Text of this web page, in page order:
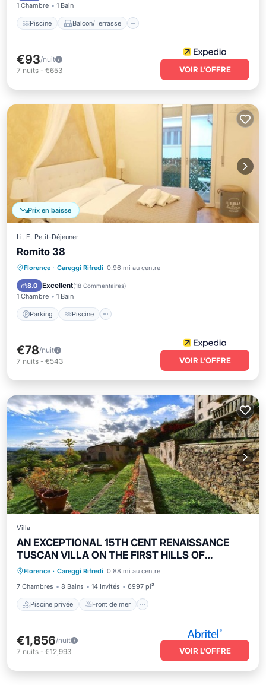
1 Chambre 1 Bain
Piscine Balcon/Terrasse
€93/nuit
7 nuits - €653 VOIR L’OFFRE
Prix en baisse
Lit Et Petit-Déjeuner
Romito 38
Florence · Careggi Rifredi 0.96 mi au centre
8.0 Excellent(18 Commentaires)
1 Chambre 1 Bain
Parking Piscine
Parking Piscine
Cuisine
Internet
€78/nuit
7 nuits - €543 VOIR L’OFFRE
Villa
AN EXCEPTIONAL 15TH CENT RENAISSANCE
TUSCAN VILLA ON THE FIRST HILLS OF
FLORENCE
Florence · Careggi Rifredi 0.88 mi au centre
7 Chambres
8 Bains 14 Invités 6997 pi²
Piscine privée Front de mer
Piscine privée Front de mer
Piscine
Vue sur l’océan
€1,856/nuit
7 nuits - €12,993 VOIR L’OFFRE